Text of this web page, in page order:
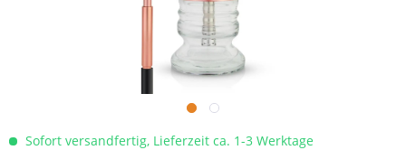
Sofort versandfertig, Lieferzeit ca. 1-3 Werktage